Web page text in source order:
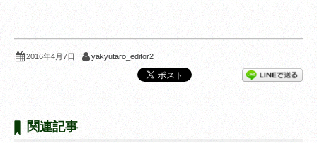
2016年4月7日 yakyutaro_editor2
関連記事